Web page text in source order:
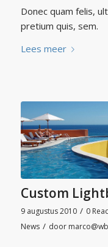
Donec quam felis,
pretium quis, sem.
Lees meer
Custom
9 augustus 2010 / 0
News / door